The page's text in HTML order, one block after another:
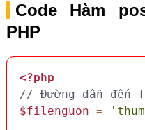
Code Hàm
PHP
<?php
// Đường dẫn đến
$filenguon =